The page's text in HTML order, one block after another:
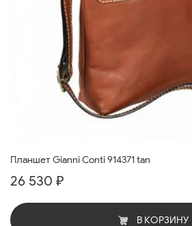
Планшет Gianni Conti 914371 tan
26 530 ₽
В КОРЗИНУ